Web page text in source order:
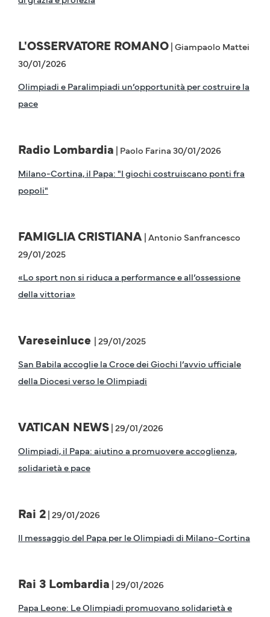
L'OSSERVATORE ROMANO| Giampaolo Mattei
30/01/2026
Olimpiadi e Paralimpiadi un’opportunità per costruire la
pace
Radio Lombardia | Paolo Farina 30/01/2026
Milano-Cortina, il Papa: "I giochi costruiscano ponti fra
popoli"
FAMIGLIA CRISTIANA | Antonio Sanfrancesco
29/01/2025
«Lo sport non si riduca a performance e all’ossessione
della vittoria»
Vareseinluce | 29/01/2025
San Babila accoglie la Croce dei Giochi l’avvio ufficiale
della Diocesi verso le Olimpiadi
VATICAN NEWS| 29/01/2026
Olimpiadi, il Papa: aiutino a promuovere accoglienza,
solidarietà e pace
Rai 2| 29/01/2026
Il messaggio del Papa per le Olimpiadi di Milano-Cortina
Rai 3 Lombardia | 29/01/2026
Papa Leone: Le Olimpiadi promuovano solidarietà e